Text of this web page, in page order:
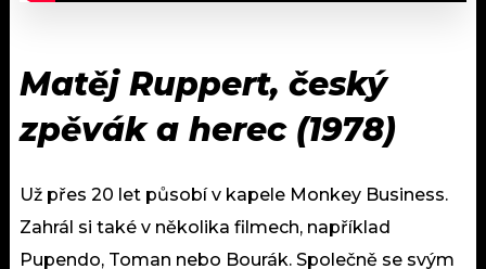
Matěj Ruppert, český
zpěvák a herec (1978)
Už přes 20 let působí v kapele Monkey Business.
Zahrál si také v několika filmech, například
Pupendo, Toman nebo Bourák. Společně se svým